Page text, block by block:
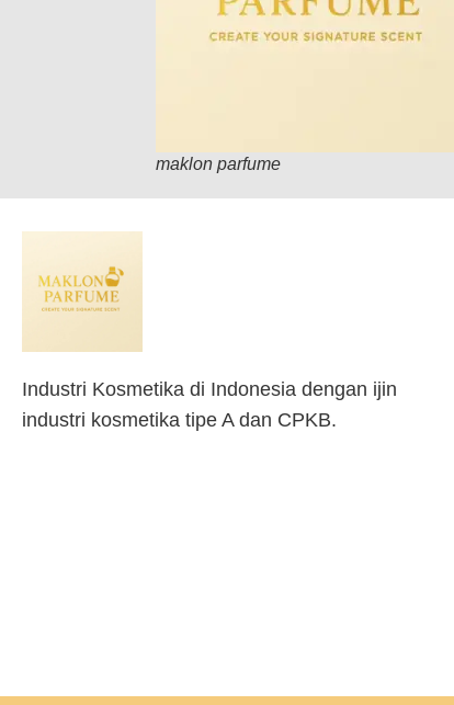
maklon parfume
Industri Kosmetika di Indonesia dengan ijin
industri kosmetika tipe A dan CPKB.